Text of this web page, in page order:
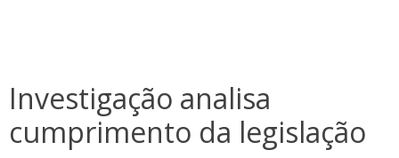
Investigação analisa
cumprimento da legislação